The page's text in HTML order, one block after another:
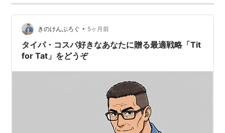
きのけんぶろぐ • 5ヶ月前
タイパ・コスパ好きなあなたに贈る最適戦略「Tit
for Tat」をどうぞ